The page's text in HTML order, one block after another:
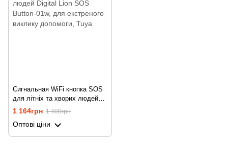
Сигнальная WiFi кнопка SOS
для літніх та хворих людей
Digital Lion SOS Button-01w,
для екстреного виклику
допомоги, Tuya
1 164грн 1 400грн
Оптові ціни